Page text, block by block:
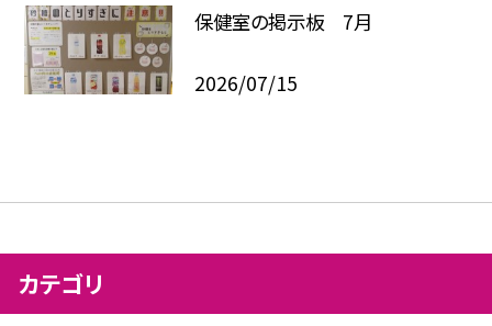
保健室の掲示板 7月
2026/07/15
カテゴリ